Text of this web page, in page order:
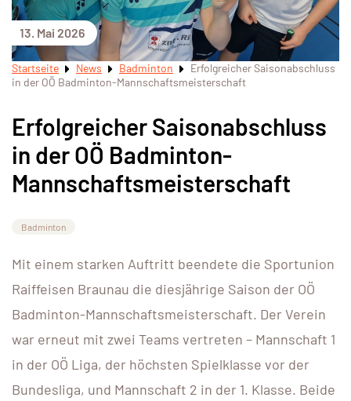
13. Mai 2026
Startseite News Badminton
Erfolgreicher Saisonabschluss
in der OÖ Badminton-Mannschaftsmeisterschaft
Erfolgreicher Saisonabschluss
in der OÖ Badminton-
Mannschaftsmeisterschaft
Badminton
Mit einem starken Auftritt beendete die Sportunion
Raiffeisen Braunau die diesjährige Saison der OÖ
Badminton-Mannschaftsmeisterschaft. Der Verein
war erneut mit zwei Teams vertreten – Mannschaft 1
in der OÖ Liga, der höchsten Spielklasse vor der
Bundesliga, und Mannschaft 2 in der 1. Klasse. Beide